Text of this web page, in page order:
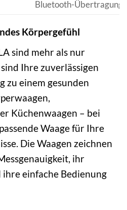
Bluetooth-Übertragung
Körpergefühl
sind mehr als nur
Ihre zuverlässigen
zu einem gesunden
Küchenwaagen – bei
Waage für Ihre
Die Waagen zeichnen
ihr
einfache Bedienung